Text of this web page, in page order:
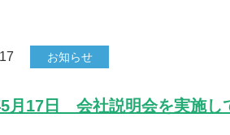
お知らせ
月17日 会社説明会を実施し